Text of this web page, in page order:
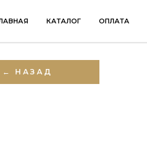
КАТАЛОГ ОПЛАТА
← НАЗАД